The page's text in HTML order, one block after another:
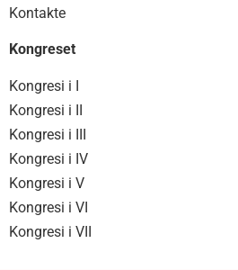
Kontakte
Kongreset
Kongresi i I
Kongresi i II
Kongresi i III
Kongresi i IV
Kongresi i V
Kongresi i VI
Kongresi i VII